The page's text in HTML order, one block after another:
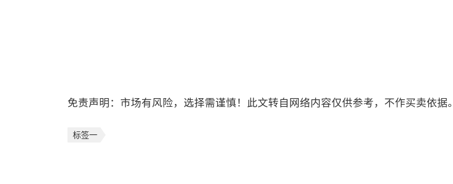
免责声明：市场有风险，选择需谨慎！此文转自网络内容仅供参考，不作买卖依据。
标签一